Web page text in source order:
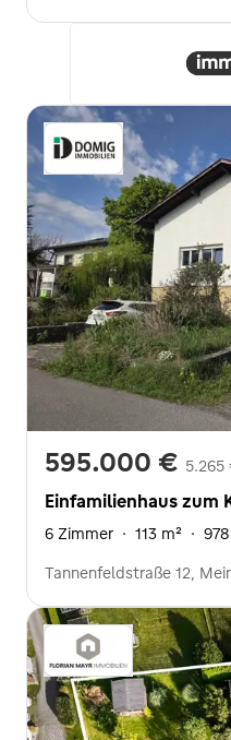
595.000 €
Einfamilienhaus zum
6 Zimmer · 113 m² ·
Tannenfeldstraße 12,